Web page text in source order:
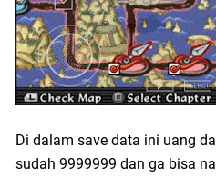
Di dalam save data ini uang
sudah 9999999 dan ga bisa